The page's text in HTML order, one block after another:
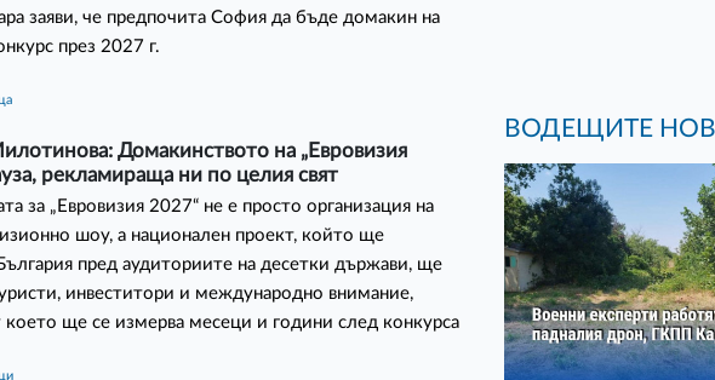
заяви, че предпочита София да бъде домакин на
през 2027 г.
Домакинството на „Евровизия
рекламираща ни по целия свят
за „Евровизия 2027“ не е просто организация на
шоу, а национален проект, който ще
пред аудиториите на десетки държави, ще
инвеститори и международно внимание,
което ще се измерва месеци и години след конкурса
ВОДЕЩИТЕ